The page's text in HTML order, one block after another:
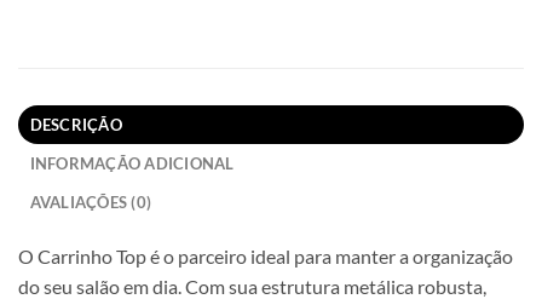
DESCRIÇÃO
INFORMAÇÃO ADICIONAL
AVALIAÇÕES (0)
O Carrinho Top é o parceiro ideal para manter a organização
do seu salão em dia. Com sua estrutura metálica robusta,